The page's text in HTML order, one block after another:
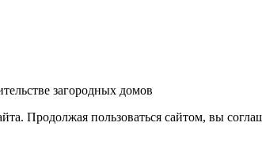
загородных домов
Продолжая пользоваться сайтом, вы